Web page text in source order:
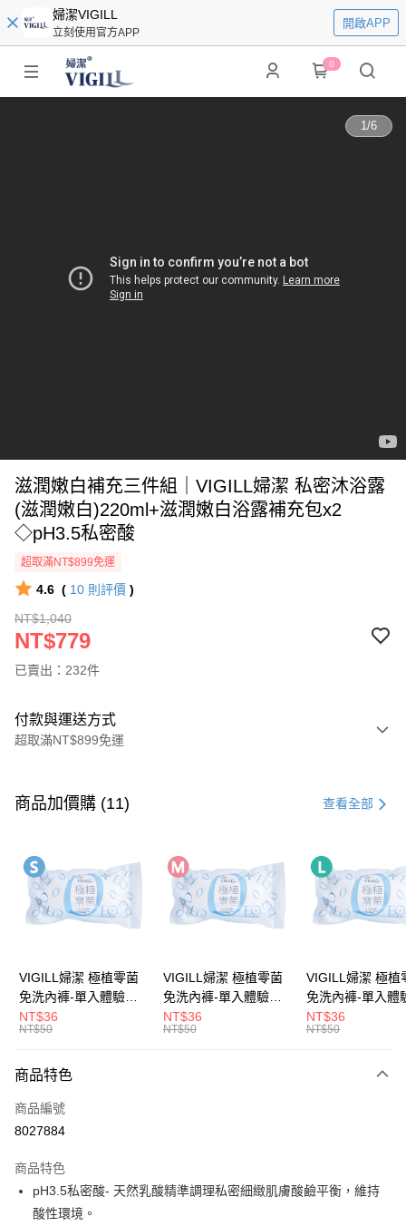
婦潔VIGILL
立刻使用官方APP
開啟APP
0
1/6
滋潤嫩白補充三件組｜VIGILL婦潔 私密沐浴露
(滋潤嫩白)220ml+滋潤嫩白浴露補充包x2
◇pH3.5私密酸
超取滿NT$899免運
4.6 ( 10 則評價 )
NT$1,040
NT$779
已賣出：232件
付款與運送方式
超取滿NT$899免運
信用卡一次付款
LINE Pay
Apple Pay
Google Pay
全盈+PAY
大哥付你分期
【大哥付你分期使用說明】
1.本服務由台灣大哥大提供，台灣大哥大用戶可立即使用無須另外申請。
流程，驗證手機門號後，選擇欲分期的期數、繳款截止日，確認付款後即完
成交易。
3.實際核准額度、可分期數及費用金額請依後續交易確認頁面所載為準。
4.訂單成立30分鐘內，如未前往確認交易或遇審核未通過，訂單將自動取
AFTEE先享後付
【關於「AFTEE先享後付」】
AFTEE先享後付是「在收到商品之後才付款」的支付方式。 讓您購物簡單
便利好安心！
１．簡單：不需註冊會員、不需綁卡、不需儲值。
商品加價購 (11) 查看全部
VIGILL婦潔 極植零菌
免洗內褲-單入體驗包
(S) ◇完美服貼。零束
縛◇
NT$36
NT$50
VIGILL婦潔 極植零菌
免洗內褲-單入體驗包
(M) ◇完美服貼。零束
縛◇
NT$36
NT$50
VIGILL婦潔 極植
免洗內褲-單入體
(L) ◇完美服貼。零束
縛◇
NT$36
NT$50
商品特色
商品編號
8027884
商品特色
pH3.5私密酸- 天然乳酸精準調理私密細緻肌膚酸鹼平衡，維持
酸性環境。